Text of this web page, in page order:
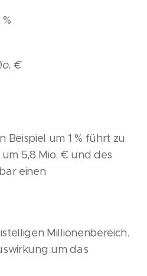
€
um 1 % führt zu
5,8 Mio. € und des
einen
Millionenbereich.
um das